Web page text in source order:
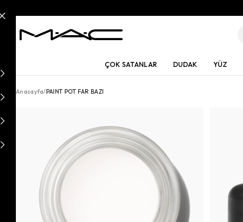
ÇOK SATANLAR DUDAK YÜZ
Anasayfa/PAINT POT FAR BAZI